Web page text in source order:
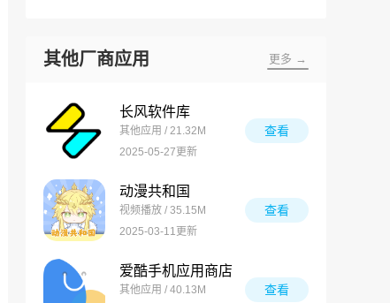
其他厂商应用 更多 →
长风软件库
其他应用 / 21.32M
2025-05-27更新
查看
动漫共和国
视频播放 / 35.15M
2025-03-11更新
查看
爱酷手机应用商店
其他应用 / 40.13M
查看